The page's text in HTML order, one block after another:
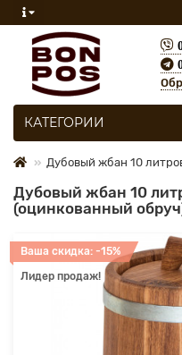
Все категории
КАТЕГОРИИ
Дубовый жбан 10
Дубовый жбан 10
(оцинкованный
Ваша скидка: -15%
Лидер продаж!